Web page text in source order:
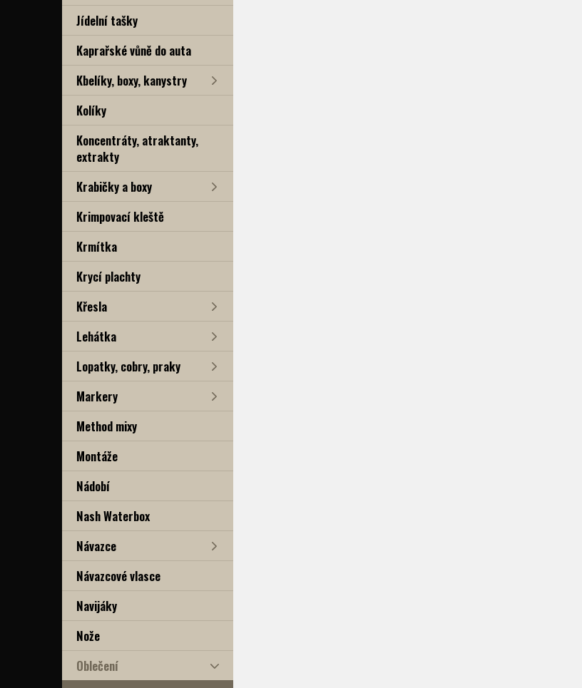
Jídelní tašky
Kaprařské vůně do auta
Kbelíky, boxy, kanystry
Kolíky
Koncentráty, atraktanty,
extrakty
Krabičky a boxy
Krimpovací kleště
Krmítka
Krycí plachty
Křesla
Lehátka
Lopatky, cobry, praky
Markery
Method mixy
Montáže
Nádobí
Nash Waterbox
Návazce
Návazcové vlasce
Navijáky
Nože
Oblečení